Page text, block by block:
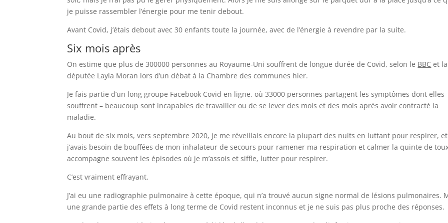
je puisse rassembler l’énergie pour me tenir debout.
Avant Covid, j’étais debout avec 30 enfants toute la journée, avec de l’énergie à revendre par la suite.
Six mois après
On estime que plus de 300000 personnes au Royaume-Uni souffrent de longue durée de Covid, selon le BBC et la
députée Layla Moran lors d’un débat à la Chambre des communes hier.
Je fais partie d’un long groupe Facebook Covid en ligne, où 33000 personnes partagent les symptômes dont elles
souffrent – beaucoup sont incapables de travailler ou de se lever des mois et des mois après avoir contracté la
maladie.
Au bout de six mois, vers septembre 2020, je me réveillais encore la plupart des nuits en luttant pour respirer, et
j’avais besoin de bouffées de mon inhalateur de secours pour ramener ma respiration et calmer la quinte de
accompagne souvent les épisodes où je m’assois et siffle, lutter pour respirer.
C’est vraiment effrayant.
J’ai eu une radiographie pulmonaire à cette époque, qui n’a trouvé aucun signe normal de lésions pulmonaires.
une grande partie des effets à long terme de Covid restent inconnus et je ne suis pas plus proche des réponses.